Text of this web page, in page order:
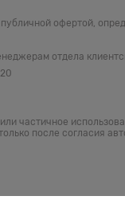
офертой,
отдела
частичное
после согласия